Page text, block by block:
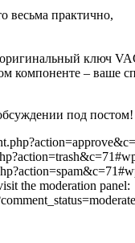
весьма практично,
ключ
компоненте – ваше
под постом!
the moderation panel: